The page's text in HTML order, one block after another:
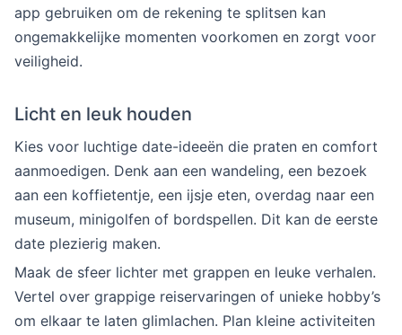
app gebruiken om de rekening te splitsen kan
ongemakkelijke momenten voorkomen en zorgt voor
veiligheid.
Licht en leuk houden
Kies voor luchtige date-ideeën die praten en comfort
aanmoedigen. Denk aan een wandeling, een bezoek
aan een koffietentje, een ijsje eten, overdag naar een
museum, minigolfen of bordspellen. Dit kan de eerste
date plezierig maken.
Maak de sfeer lichter met grappen en leuke verhalen.
Vertel over grappige reiservaringen of unieke hobby’s
om elkaar te laten glimlachen. Plan kleine activiteiten